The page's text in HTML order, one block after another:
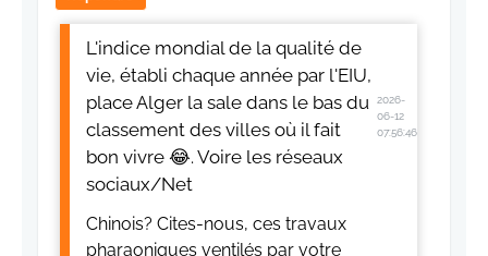
L'indice mondial de la qualité de
vie, établi chaque année par l'EIU,
place Alger la sale dans le bas du
classement des villes où il fait
bon vivre 😂. Voire les réseaux
sociaux/Net
2026-
06-12
07:56:46
Chinois? Cites-nous, ces travaux
pharaoniques ventilés par votre